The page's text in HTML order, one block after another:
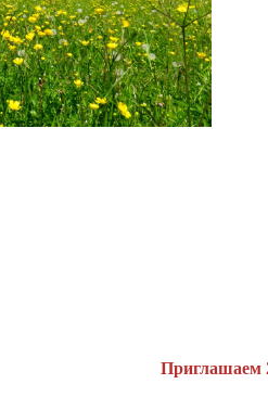
Приглашаем